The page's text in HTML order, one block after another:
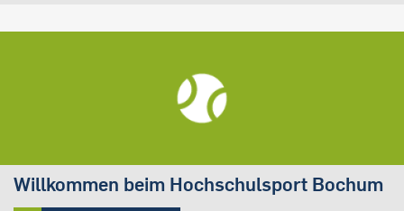
Willkommen beim Hochschulsport Bochum